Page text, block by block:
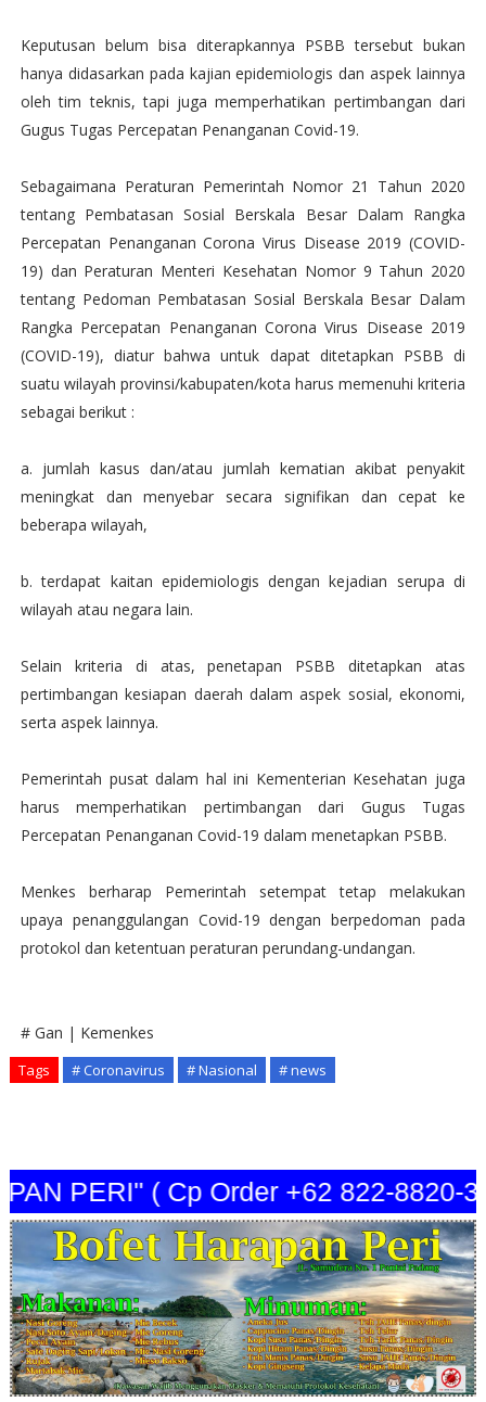
Keputusan belum bisa diterapkannya PSBB tersebut bukan
hanya didasarkan pada kajian epidemiologis dan aspek lainnya
oleh tim teknis, tapi juga memperhatikan pertimbangan dari
Gugus Tugas Percepatan Penanganan Covid-19.
Sebagaimana Peraturan Pemerintah Nomor 21 Tahun 2020
tentang Pembatasan Sosial Berskala Besar Dalam Rangka
Percepatan Penanganan Corona Virus Disease 2019 (COVID-
19) dan Peraturan Menteri Kesehatan Nomor 9 Tahun 2020
tentang Pedoman Pembatasan Sosial Berskala Besar Dalam
Rangka Percepatan Penanganan Corona Virus Disease 2019
(COVID-19), diatur bahwa untuk dapat ditetapkan PSBB di
suatu wilayah provinsi/kabupaten/kota harus memenuhi kriteria
sebagai berikut :
a. jumlah kasus dan/atau jumlah kematian akibat penyakit
meningkat dan menyebar secara signifikan dan cepat ke
beberapa wilayah,
b. terdapat kaitan epidemiologis dengan kejadian serupa di
wilayah atau negara lain.
Selain kriteria di atas, penetapan PSBB ditetapkan atas
pertimbangan kesiapan daerah dalam aspek sosial, ekonomi,
serta aspek lainnya.
Pemerintah pusat dalam hal ini Kementerian Kesehatan juga
harus memperhatikan pertimbangan dari Gugus Tugas
Percepatan Penanganan Covid-19 dalam menetapkan PSBB.
Menkes berharap Pemerintah setempat tetap melakukan
upaya penanggulangan Covid-19 dengan berpedoman pada
protokol dan ketentuan peraturan perundang-undangan.
# Gan | Kemenkes
Tags # Coronavirus # Nasional # news
PERI" ( Cp Order +62 822-8820-